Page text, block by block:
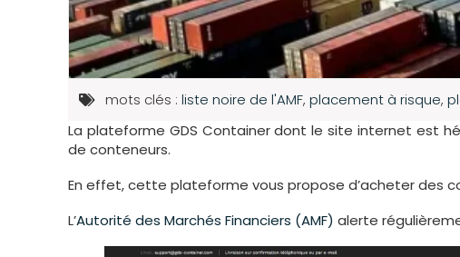
mots clés : liste noire de l'AMF, placement à risque,
La plateforme GDS Container dont le site internet est
de conteneurs.
En effet, cette plateforme vous propose d’acheter des
L’Autorité des Marchés Financiers (AMF) alerte